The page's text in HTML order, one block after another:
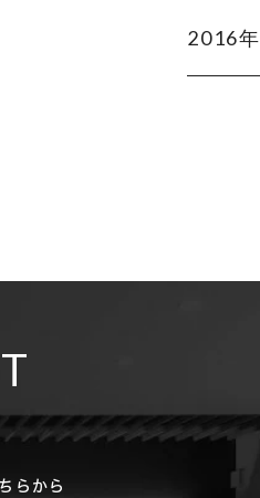
2016年
らから